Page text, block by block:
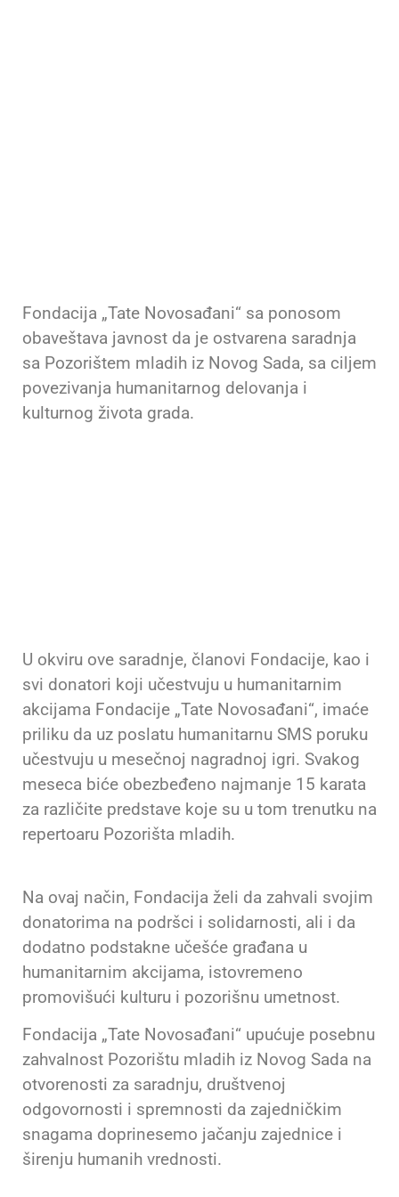
Fondacija „Tate Novosađani“ sa ponosom
obaveštava javnost da je ostvarena saradnja
sa Pozorištem mladih iz Novog Sada, sa ciljem
povezivanja humanitarnog delovanja i
kulturnog života grada.
U okviru ove saradnje, članovi Fondacije, kao i
svi donatori koji učestvuju u humanitarnim
akcijama Fondacije „Tate Novosađani“, imaće
priliku da uz poslatu humanitarnu SMS poruku
učestvuju u mesečnoj nagradnoj igri. Svakog
meseca biće obezbeđeno najmanje 15 karata
za različite predstave koje su u tom trenutku na
repertoaru Pozorišta mladih.
Na ovaj način, Fondacija želi da zahvali svojim
donatorima na podršci i solidarnosti, ali i da
dodatno podstakne učešće građana u
humanitarnim akcijama, istovremeno
promovišući kulturu i pozorišnu umetnost.
Fondacija „Tate Novosađani“ upućuje posebnu
zahvalnost Pozorištu mladih iz Novog Sada na
otvorenosti za saradnju, društvenoj
odgovornosti i spremnosti da zajedničkim
snagama doprinesemo jačanju zajednice i
širenju humanih vrednosti.